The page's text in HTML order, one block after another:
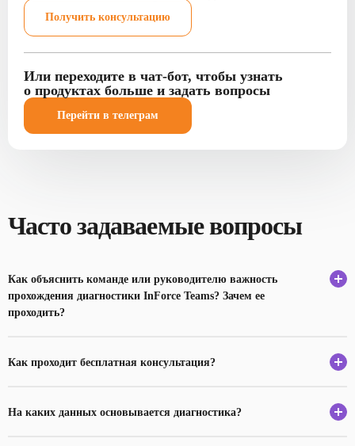
Получить консультацию
Перейти в телеграм
Или переходите в чат-бот, чтобы узнать
о продуктах больше и задать вопросы
Часто задаваемые вопросы
Как объяснить команде или руководителю важность
прохождения диагностики InForce Teams? Зачем ее
проходить?
Как проходит бесплатная консультация?
На каких данных основывается диагностика?